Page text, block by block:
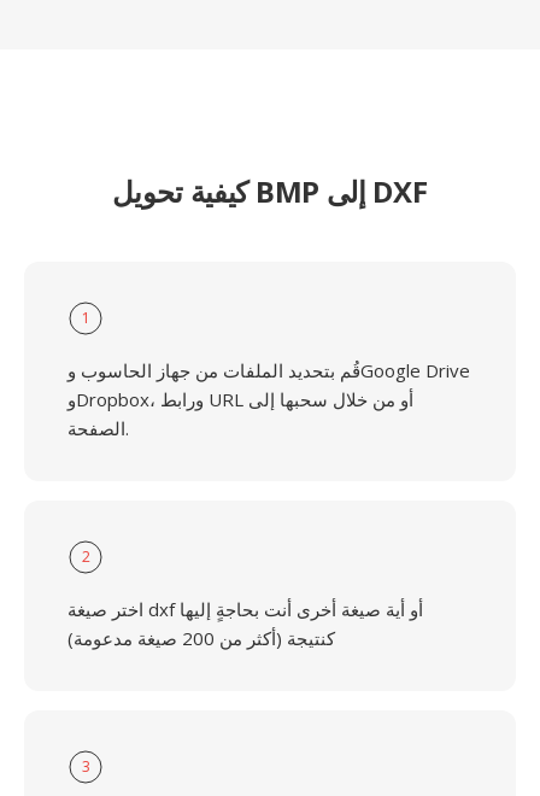
كيفية تحويل BMP إلى DXF
1
قُم بتحديد الملفات من جهاز الحاسوب وGoogle Drive
وDropbox، ورابط URL أو من خلال سحبها إلى
الصفحة.
2
اختر صيغة dxf أو أية صيغة أخرى أنت بحاجةٍ إليها
كنتيجة (أكثر من 200 صيغة مدعومة)
3